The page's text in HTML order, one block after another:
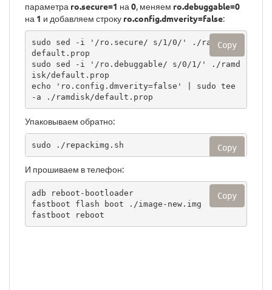
параметра ro.secure=1 на 0, меняем ro.debuggable=0
на 1 и добавляем строку ro.config.dmverity=false:
sudo sed -i '/ro.secure/ s/1/0/' ./ramdisk/
default.prop
sudo sed -i '/ro.debuggable/ s/0/1/' ./ramd
isk/default.prop
echo 'ro.config.dmverity=false' | sudo tee
-a ./ramdisk/default.prop
Copy
Упаковываем обратно:
sudo ./repackimg.sh Copy
И прошиваем в телефон:
adb reboot-bootloader
fastboot flash boot ./image-new.img
fastboot reboot
Copy